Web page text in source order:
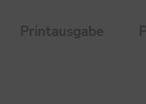
Printausgabe